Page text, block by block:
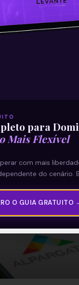
(CRFB3):
do 4T20 e de
E
para
Mais Flexível
com mais
do cenário.
O GUIA GRATUITO